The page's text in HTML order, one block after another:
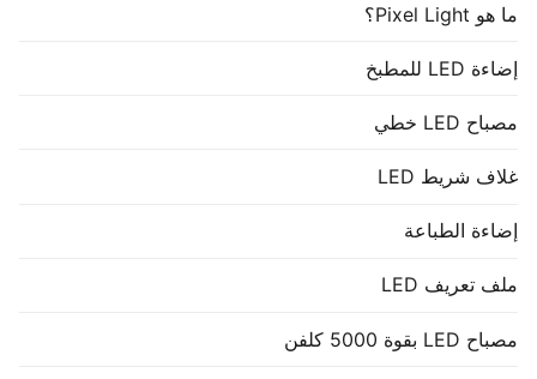
ما هو Pixel Light؟
إضاءة LED للمطبخ
مصباح LED خطي
غلاف شريط LED
إضاءة الطباعة
ملف تعريف LED
مصباح LED بقوة 5000 كلفن